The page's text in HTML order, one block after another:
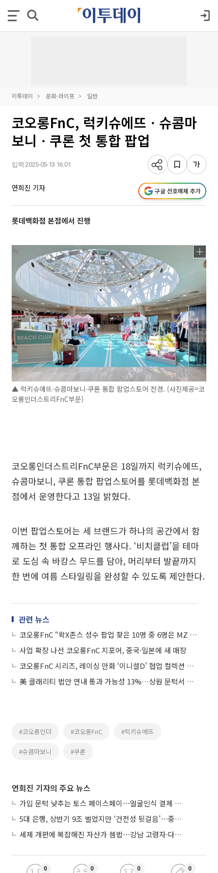
이투데이 문화·라이프 일반
코오롱FnC, 럭키슈에뜨ㆍ슈콤마
보니ㆍ쿠론 첫 통합 팝업
입력 2025-05-13 16:01
연희진 기자 구글 선호매체 추가
롯데백화점 본점에서 진행
▲ 럭키슈에뜨·슈콤마보니·쿠론 통합 팝업스토어 전경. (사진제공=코
오롱인더스트리FnC부문)
코오롱인더스트리FnC부문은 18일까지 럭키슈에뜨,
슈콤마보니, 쿠론 통합 팝업스토어를 롯데백화점 본
점에서 운영한다고 13일 밝혔다.
이번 팝업스토어는 세 브랜드가 하나의 공간에서 함
께하는 첫 통합 오프라인 행사다. ‘비치클럽’을 테마
로 도심 속 바캉스 무드를 담아, 머리부터 발끝까지
한 번에 여름 스타일링을 완성할 수 있도록 제안한다.
관련 뉴스
코오롱FnC “왁X존스 성수 팝업 찾은 10명 중 6명은 MZ 외국인들”
사업 확장 나선 코오롱FnC 지포어, 중국·일본에 새 매장
코오롱FnC 시리즈, 레이싱 만화 ‘이니셜D’ 협업 컬렉션 출시
美 클래리티 법안 연내 통과 가능성 13%…상원 문턱서 제동
#코오롱인더 #코오롱FnC #럭키슈에뜨
#슈콤마보니 #쿠론
연희진 기자의 주요 뉴스
가입 문턱 낮추는 토스 페이스페이⋯얼굴인식 결제 확산 속도낸다
5대 은행, 상반기 9조 벌었지만 ‘건전성 뒷걸음’⋯중기대출 문턱 높아지나
세제 개편에 복잡해진 자산가 셈법⋯강남 고령자·다주택자 ‘자산재편 고심’
0 0 0 0